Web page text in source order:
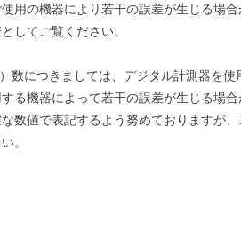
用の機器により若干の誤差が生じる場合
してご覧ください。
数につきましては、デジタル計測器を使
る機器によって若干の誤差が生じる場合
数値で表記するよう努めておりますが、
。